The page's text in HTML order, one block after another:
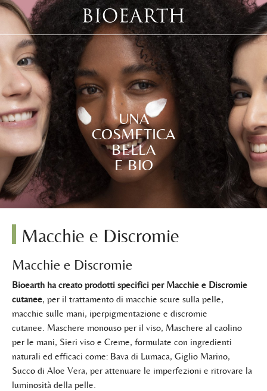
UNA
COSMETICA
BELLA
E BIO
Macchie e Discromie
Macchie e Discromie
Bioearth ha creato prodotti specifici per Macchie e Discromie
cutanee, per il trattamento di macchie scure sulla pelle,
macchie sulle mani, iperpigmentazione e discromie
cutanee. Maschere monouso per il viso, Maschere al caolino
per le mani, Sieri viso e Creme, formulate con ingredienti
naturali ed efficaci come: Bava di Lumaca, Giglio Marino,
Succo di Aloe Vera, per attenuare le imperfezioni e ritrovare la
luminosità della pelle.